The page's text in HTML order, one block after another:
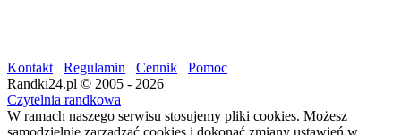
Kontakt Regulamin Cennik
Pomoc
Randki24.pl © 2005 - 2026
Czytelnia randkowa
W ramach naszego serwisu stosujemy pliki cookies. Możesz
samodzielnie zarządzać cookies i dokonać zmiany ustawień w